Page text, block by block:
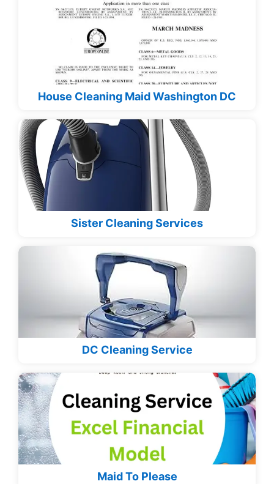
House Cleaning Maid Washington DC
Sister Cleaning Services
DC Cleaning Service
Maid To Please